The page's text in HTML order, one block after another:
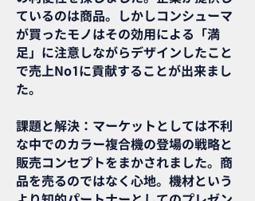
ているのは商品。しかしコンシューマ
が買ったモノはその効用による「満
足」に注意しながらデザインしたこと
で売上No1に貢献することが出来まし
た。
課題と解決：マーケットとしては不利
な中でのカラー複合機の登場の戦略と
販売コンセプトをまかされました。商
品を売るのではなく心地。機材という